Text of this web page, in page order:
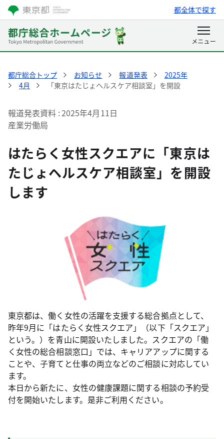
都全体で探す
都庁総合トップ お知らせ 報道発表
2025年
4月
「東京はたじょヘルスケア相談室」を開設
報道発表資料 2025年4月11日
産業労働局
はたらく女性スクエアに「東京は
たじょヘルスケア相談室」を開設
します
東京都は、働く女性の活躍を支援する総合拠点として、
昨年9月に「はたらく女性スクエア」（以下「スクエア」
という。）を青山に開設いたしました。スクエアの「働
く女性の総合相談窓口」では、キャリアアップに関する
ことや、子育てと仕事の両立などのご相談に対応してい
ます。
本日から新たに、女性の健康課題に関する相談の予約受
付を開始いたします。是非ご利用ください。